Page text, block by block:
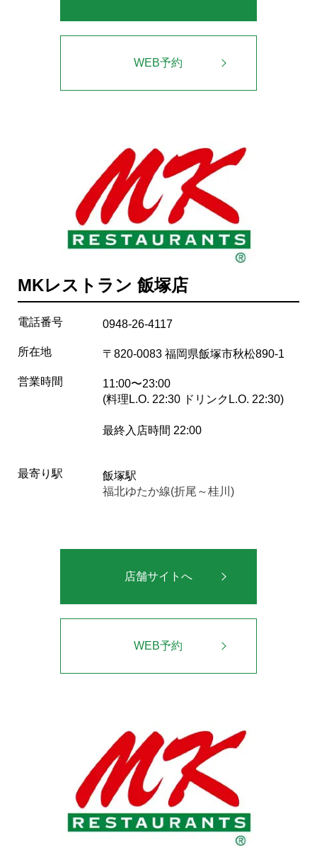
WEB予約
MKレストラン 飯塚店
電話番号 0948-26-4117
所在地 〒820-0083 福岡県飯塚市秋松890-1
営業時間
11:00〜23:00
(料理L.O. 22:30 ドリンクL.O. 22:30)
最終入店時間 22:00
最寄り駅
飯塚駅
福北ゆたか線(折尾～桂川)
店舗サイトへ
WEB予約